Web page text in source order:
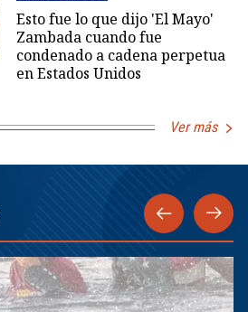
Esto fue lo que dijo 'El Mayo'
Zambada cuando fue
condenado a cadena perpetua
en Estados Unidos
Ver más